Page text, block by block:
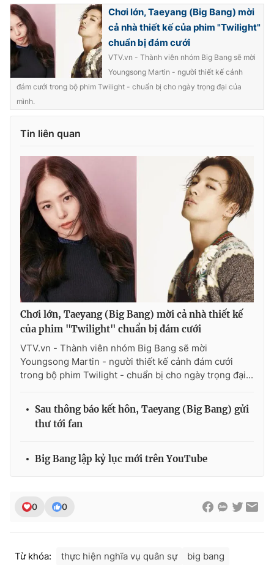
Chơi lớn, Taeyang (Big Bang) mời
cả nhà thiết kế của phim "Twilight"
chuẩn bị đám cưới
VTV.vn - Thành viên nhóm Big Bang sẽ mời
Youngsong Martin - người thiết kế cảnh
đám cưới trong bộ phim Twilight - chuẩn bị cho ngày trọng đại của
mình.
Tin liên quan
Chơi lớn, Taeyang (Big Bang) mời cả nhà thiết kế
của phim "Twilight" chuẩn bị đám cưới
VTV.vn - Thành viên nhóm Big Bang sẽ mời
Youngsong Martin - người thiết kế cảnh đám cưới
trong bộ phim Twilight - chuẩn bị cho ngày trọng đại...
Sau thông báo kết hôn, Taeyang (Big Bang) gửi
thư tới fan
Big Bang lập kỷ lục mới trên YouTube
0 0
Từ khóa: thực hiện nghĩa vụ quân sự big bang